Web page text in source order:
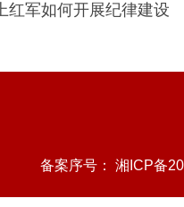
红军如何开展纪律建设
备案序号： 湘ICP备